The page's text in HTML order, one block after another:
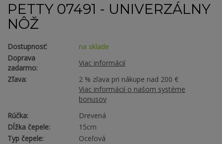
PETTY 07491 - UNIVERZÁLNY
NÔŽ
Dostupnosť:
na sklade
Doprava
zadarmo:
Viac informácií
Zľava:
2 % zľava pri nákupe nad 200 €
Viac informácií o našom systéme
bonusov
Rúčka:
Drevená
Dĺžka čepele:
15cm
Typ čepele:
Oceľová